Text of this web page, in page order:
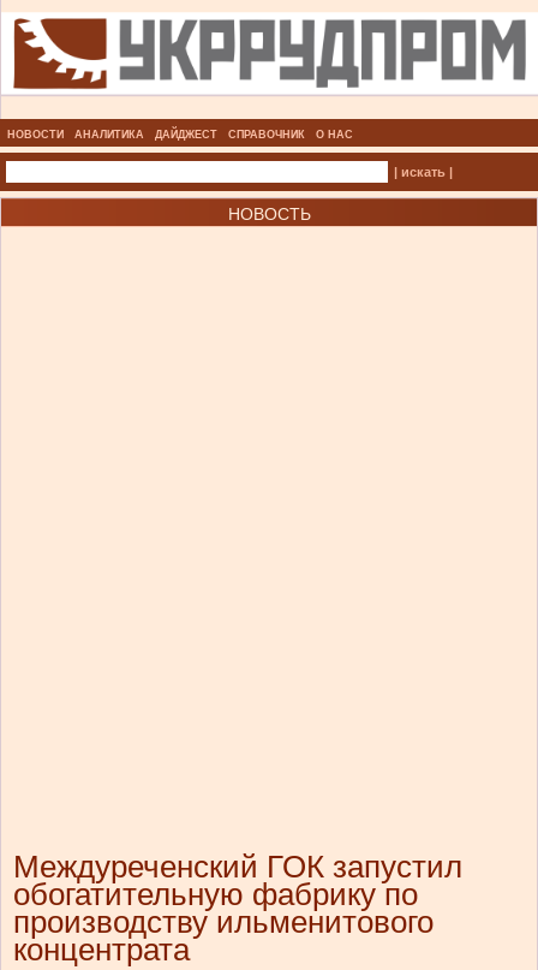
НОВОСТИ АНАЛИТИКА ДАЙДЖЕСТ СПРАВОЧНИК О НАС
| искать |
НОВОСТЬ
Междуреченский ГОК запустил
обогатительную фабрику по
производству ильменитового
концентрата